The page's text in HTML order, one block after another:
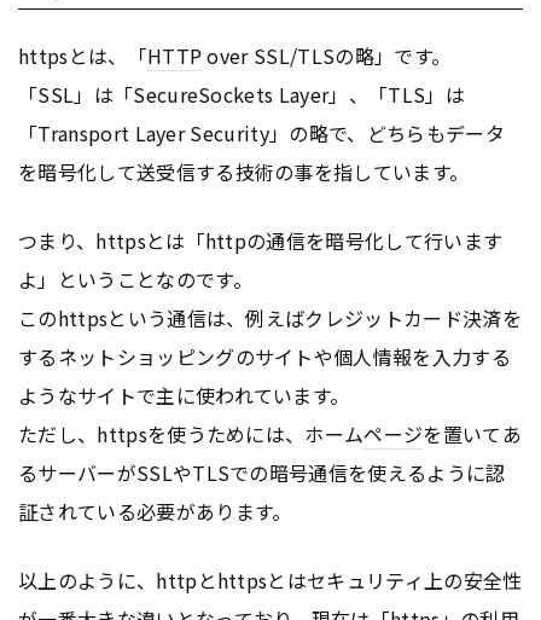
httpsとは、「HTTPover SSL/TLSの略」です。
「SSL」は「SecureSockets Layer」、「TLS」は
「Transport Layer Security」の略で、どちらもデータ
を暗号化して送受信する技術の事を指しています。
つまり、httpsとは「httpの通信を暗号化して行います
よ」ということなのです。
このhttpsという通信は、例えばクレジットカード決済を
するネットショッピングのサイトや個人情報を入力する
ようなサイトで主に使われています。
ただし、httpsを使うためには、ホームページを置いてあ
るサーバーがSSLやTLSでの暗号通信を使えるように認
証されている必要があります。
以上のように、httpとhttpsとはセキュリティ上の安全性